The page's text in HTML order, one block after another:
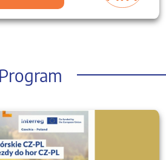
Program